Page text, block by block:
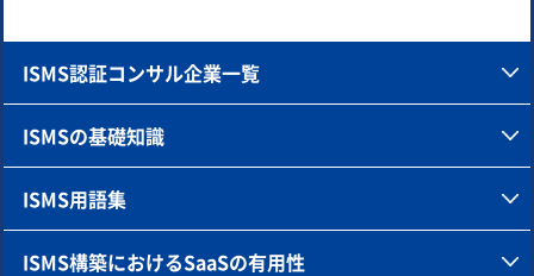
ISMS認証コンサル企業一覧
ISMSの基礎知識
ISMS用語集
ISMS構築におけるSaaSの有用性